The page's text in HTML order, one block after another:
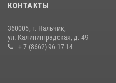
В Кабардино-Балкарии
встречу, посвященную генералу
КОНТАКТЫ
360005, г. Нальчик,
ул. Калининградская, д. 49
+ 7 (8662) 96-17-14